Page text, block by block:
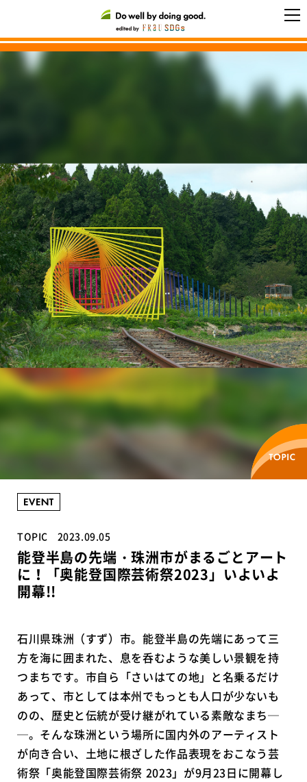
TOPIC 2023.09.05
能登半島の先端・珠洲市がまるごとアート
に！「奥能登国際芸術祭2023」いよいよ
開幕!!
石川県珠洲（すず）市。能登半島の先端にあって三
方を海に囲まれた、息を呑むような美しい景観を持
つまちです。市自ら「さいはての地」と名乗るだけ
あって、市としては本州でもっとも人口が少ないも
のの、歴史と伝統が受け継がれている素敵なまち─
─。そんな珠洲という場所に国内外のアーティスト
が向き合い、土地に根ざした作品表現をおこなう芸
術祭「奥能登国際芸術祭 2023」が9月23日に開幕し